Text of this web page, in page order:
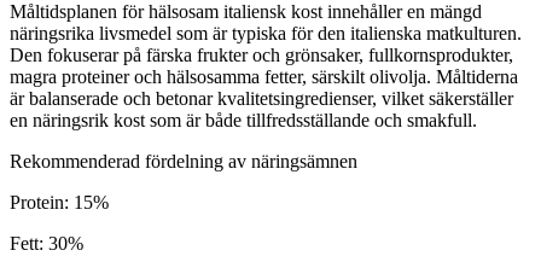
Måltidsplanen för hälsosam italiensk kost innehåller en mängd
näringsrika livsmedel som är typiska för den italienska matkulturen.
Den fokuserar på färska frukter och grönsaker, fullkornsprodukter,
magra proteiner och hälsosamma fetter, särskilt olivolja. Måltiderna
är balanserade och betonar kvalitetsingredienser, vilket säkerställer
en näringsrik kost som är både tillfredsställande och smakfull.
Rekommenderad fördelning av näringsämnen
Protein: 15%
Fett: 30%